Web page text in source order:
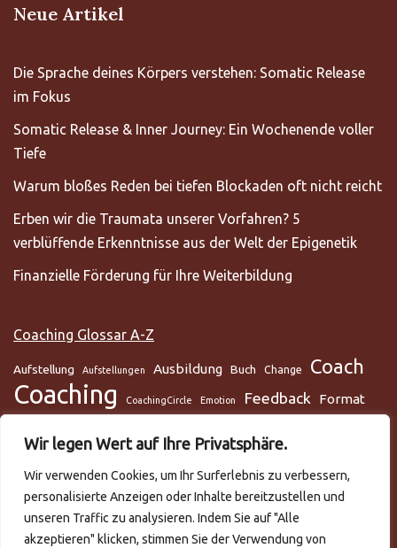
Wir legen Wert auf Ihre Privatsphäre.
Wir verwenden Cookies, um Ihr Surferlebnis zu verbessern,
personalisierte Anzeigen oder Inhalte bereitzustellen und
unseren Traffic zu analysieren. Indem Sie auf "Alle
akzeptieren" klicken, stimmen Sie der Verwendung von
Neue Artikel
Die Sprache deines Körpers verstehen: Somatic Release
im Fokus
Somatic Release & Inner Journey: Ein Wochenende voller
Tiefe
Warum bloßes Reden bei tiefen Blockaden oft nicht reicht
Erben wir die Traumata unserer Vorfahren? 5
verblüffende Erkenntnisse aus der Welt der Epigenetik
Finanzielle Förderung für Ihre Weiterbildung
Coaching Glossar A-Z
Aufstellung Aufstellungen Ausbildung Buch Change Coach
Coaching CoachingCircle Emotion Feedback Format
Glaubenssysteme Loslassen Lunge Lösungsorientiert Meditation
Mental mentale Gesundheit Mentaltraining Metamodell
NLP Practitioner Rapport Selbstmanagement
Somatic Release Stress Systemisch